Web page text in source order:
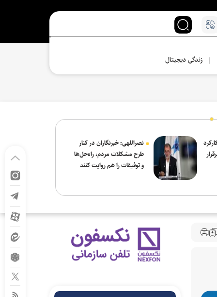
| زندگی دیجیتال
نصراللهی: خبرنگاران در کنار
طرح مشکلات مردم، راه‌حل‌ها
و توفیقات را هم روایت کنند